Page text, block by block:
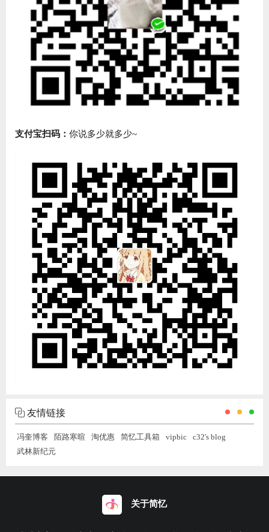
支付宝扫码： 你说多少就多少~
友情链接
冯奎博客 陌路寒暄 淘优惠 简忆工具箱 vipbic
c32's blog
武林新纪元
关于简忆